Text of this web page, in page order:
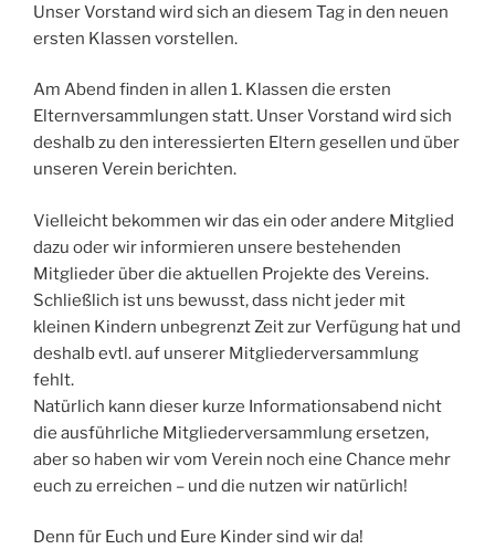
Unser Vorstand wird sich an diesem Tag in den neuen
ersten Klassen vorstellen.
Am Abend finden in allen 1. Klassen die ersten
Elternversammlungen statt. Unser Vorstand wird sich
deshalb zu den interessierten Eltern gesellen und über
unseren Verein berichten.
Vielleicht bekommen wir das ein oder andere Mitglied
dazu oder wir informieren unsere bestehenden
Mitglieder über die aktuellen Projekte des Vereins.
Schließlich ist uns bewusst, dass nicht jeder mit
kleinen Kindern unbegrenzt Zeit zur Verfügung hat und
deshalb evtl. auf unserer Mitgliederversammlung
fehlt.
Natürlich kann dieser kurze Informationsabend nicht
die ausführliche Mitgliederversammlung ersetzen,
aber so haben wir vom Verein noch eine Chance mehr
euch zu erreichen – und die nutzen wir natürlich!
Denn für Euch und Eure Kinder sind wir da!